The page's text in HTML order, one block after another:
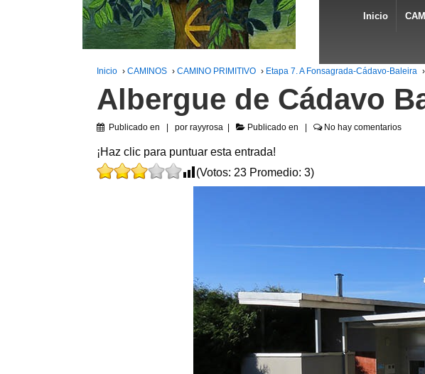
Inicio
Inicio › CAMINOS › CAMINO PRIMITIVO › Etapa 7. A Fonsagrada-Cádavo-Baleira ›
Albergue de Cádavo
Publicado en por rayyrosa Publicado en No hay comentarios
¡Haz clic para puntuar esta entrada!
(Votos: 23Promedio: 3)